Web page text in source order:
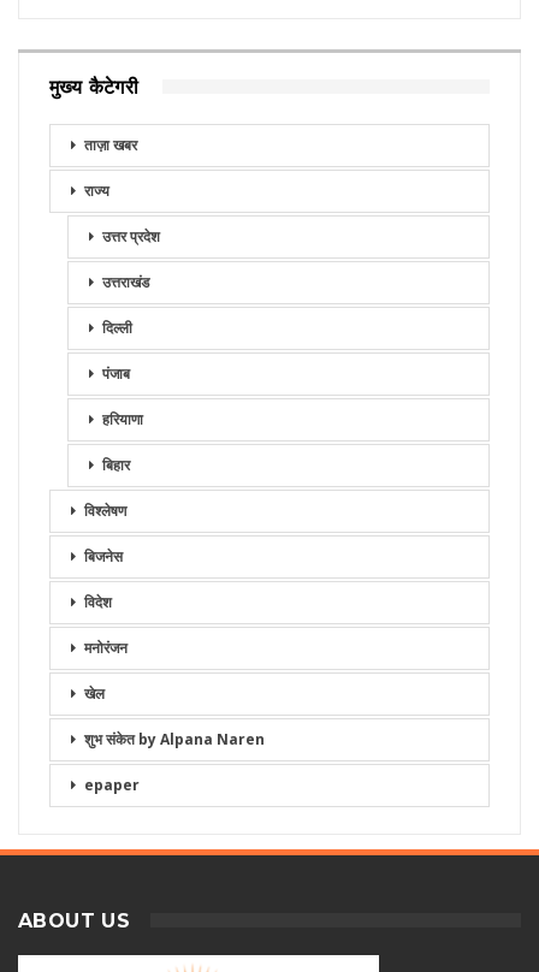
मुख्य कैटेगरी
ताज़ा खबर
राज्य
उत्तर प्रदेश
उत्तराखंड
दिल्ली
पंजाब
हरियाणा
बिहार
विश्लेषण
बिजनेस
विदेश
मनोरंजन
खेल
शुभ संकेत by Alpana Naren
epaper
ABOUT US